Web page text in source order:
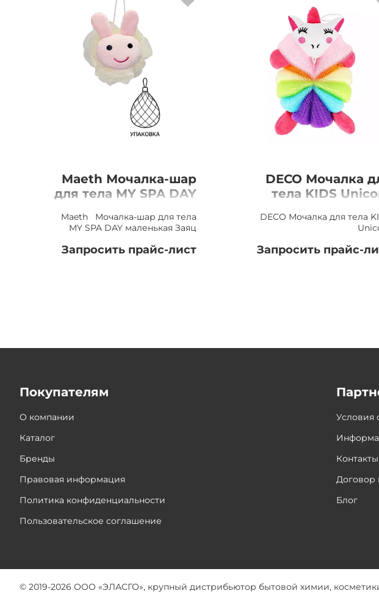
Maeth Мочалка-шар
для тела MY SPA DAY
Maeth Мочалка-шар для тела
MY SPA DAY маленькая Заяц
Запросить прайс-лист
DECO Мочалка
тела KIDS
DECO Мочалка для тела
Запросить прайс-
Покупателям
О компании
Каталог
Бренды
Правовая информация
Политика конфиденциальности
Пользовательское соглашение
Условия
Контакты
Договор
Блог
© 2019-2026 ООО «ЭЛАСГО», крупный дистрибьютор бытовой химии,